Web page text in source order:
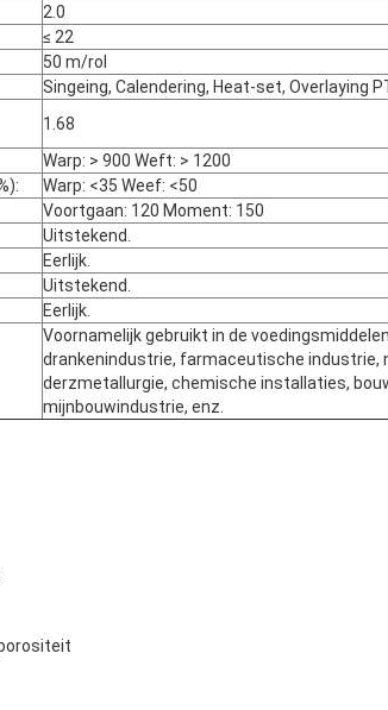
2.0
≤ 22
50 m/rol
Singeing, Calendering, Heat-set, Overlaying
1.68
Warp: > 900 Weft: > 1200
Warp: <35 Weef: <50
Voortgaan: 120 Moment: 150
Uitstekend.
Eerlijk.
Uitstekend.
Eerlijk.
Voornamelijk gebruikt in de
drankenindustrie, farmaceutische industrie,
derzmetallurgie, chemische installaties,
mijnbouwindustrie, enz.